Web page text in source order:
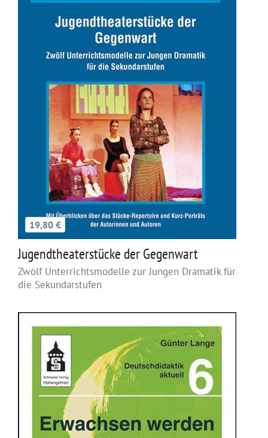
19,80 €
Jugendtheaterstücke der Gegenwart
Zwölf Unterrichtsmodelle zur Jungen Dramatik für
die Sekundarstufen